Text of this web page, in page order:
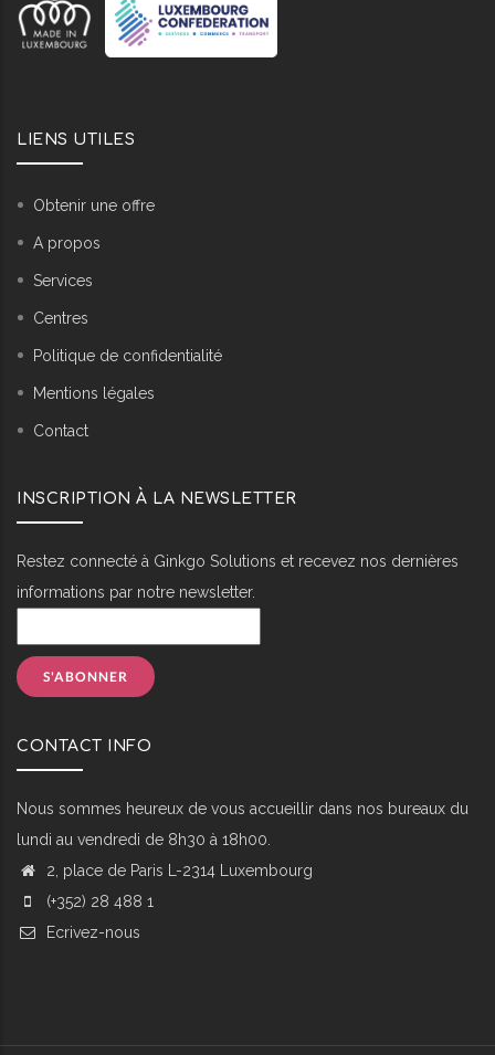
LIENS UTILES
Obtenir une offre
A propos
Services
Centres
Politique de confidentialité
Mentions légales
Contact
INSCRIPTION À LA NEWSLETTER
Restez connecté à Ginkgo Solutions et recevez nos dernières
informations par notre newsletter.
CONTACT INFO
Nous sommes heureux de vous accueillir dans nos bureaux du
lundi au vendredi de 8h30 à 18h00.
2, place de Paris L-2314 Luxembourg
(+352) 28 488 1
Ecrivez-nous